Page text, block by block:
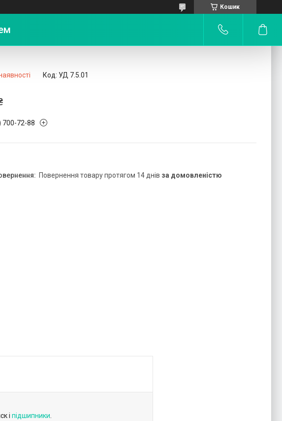
Кошик
Код: УД 7.5.01
700-72-88
повернення товару протягом 14 днів за домовленістю
і підшипники